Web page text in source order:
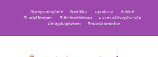
#programajánló #politika #podcast
#videó
#LadyDömper
#történetihónap
#szexuálisegészség
#magdiagőzben
#macskamedve